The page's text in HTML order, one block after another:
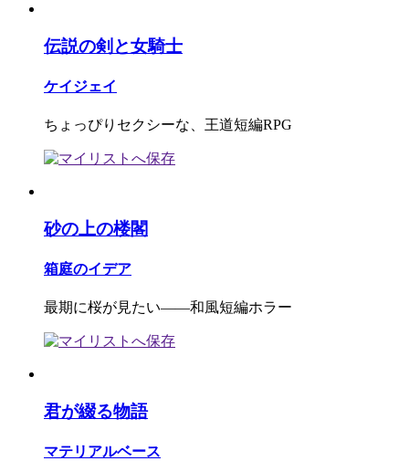
伝説の剣と女騎士
ケイジェイ
ちょっぴりセクシーな、王道短編RPG
砂の上の楼閣
箱庭のイデア
最期に桜が見たい――和風短編ホラー
君が綴る物語
マテリアルベース